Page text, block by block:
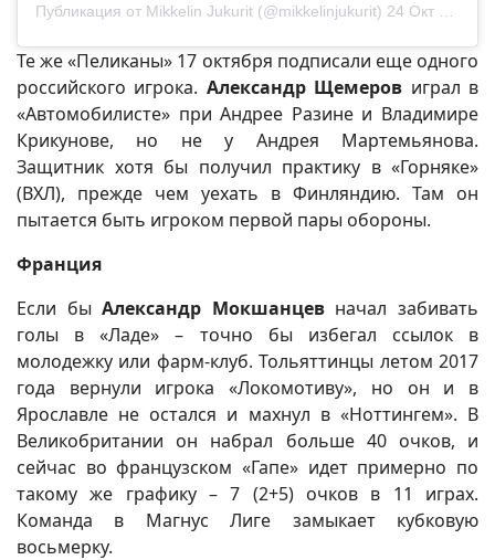
Публикация от Mikkelin Jukurit (@mikkelinjukurit) 24 Окт 2018 в 9:12 PDT
Те же «Пеликаны» 17 октября подписали еще одного
российского игрока. Александр Щемеров играл в
«Автомобилисте» при Андрее Разине и Владимире
Крикунове, но не у Андрея Мартемьянова.
Защитник хотя бы получил практику в «Горняке»
(ВХЛ), прежде чем уехать в Финляндию. Там он
пытается быть игроком первой пары обороны.
Франция
Если быАлександр Мокшанцевначал забивать
голы в «Ладе» – точно бы избегал ссылок в
молодежку или фарм-клуб. Тольяттинцы летом 2017
года вернули игрока «Локомотиву», но он и в
Ярославле не остался и махнул в «Ноттингем». В
Великобритании он набрал больше 40 очков, и
сейчас во французском «Гапе» идет примерно по
такому же графику – 7 (2+5) очков в 11 играх.
Команда в Магнус Лиге замыкает кубковую
восьмерку.